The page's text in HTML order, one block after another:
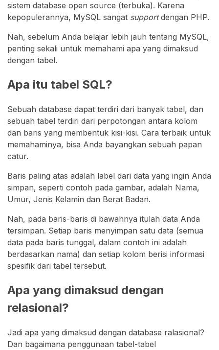
sistem database open source (terbuka). Karena
kepopulerannya, MySQL sangat supportdengan PHP.
Nah, sebelum Anda belajar lebih jauh tentang MySQL,
penting sekali untuk memahami apa yang dimaksud
dengan tabel.
Apa itu tabel SQL?
Sebuah database dapat terdiri dari banyak tabel, dan
sebuah tabel terdiri dari perpotongan antara kolom
dan baris yang membentuk kisi-kisi. Cara terbaik untuk
memahaminya, bisa Anda bayangkan sebuah papan
catur.
Baris paling atas adalah label dari data yang ingin Anda
simpan, seperti contoh pada gambar, adalah Nama,
Umur, Jenis Kelamin dan Berat Badan.
Nah, pada baris-baris di bawahnya itulah data Anda
tersimpan. Setiap baris menyimpan satu data (semua
data pada baris tunggal, dalam contoh ini adalah
berdasarkan nama) dan setiap kolom berisi informasi
spesifik dari tabel tersebut.
Apa yang dimaksud dengan
relasional?
Jadi apa yang dimaksud dengan database ralasional?
Dan bagaimana penggunaan tabel-tabel